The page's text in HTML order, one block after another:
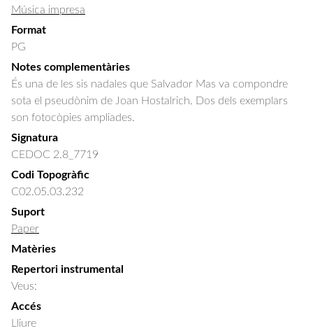
Música impresa
Format
PG
Notes complementàries
És una de les sis nadales que Salvador Mas va compondre
sota el pseudònim de Joan Hostalrich. Dos dels exemplars
son fotocòpies ampliades.
Signatura
CEDOC 2.8_7719
Codi Topogràfic
C02.05.03.232
Suport
Paper
Matèries
Repertori instrumental
Veus:
Accés
Lliure